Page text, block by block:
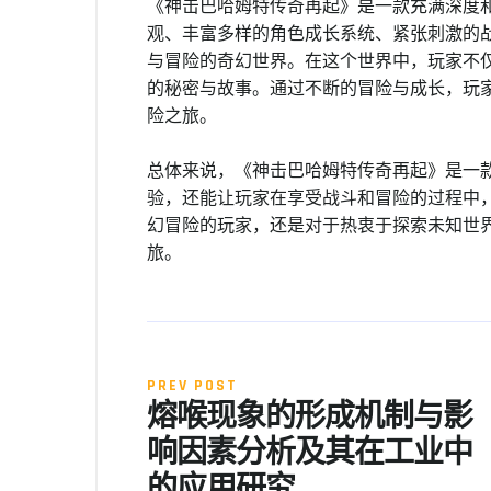
《神击巴哈姆特传奇再起》是一款充满深
观、丰富多样的角色成长系统、紧张刺激
与冒险的奇幻世界。在这个世界中，玩家
的秘密与故事。通过不断的冒险与成长，
险之旅。
总体来说，《神击巴哈姆特传奇再起》是
验，还能让玩家在享受战斗和冒险的过程
幻冒险的玩家，还是对于热衷于探索未知
旅。
PREV POST
熔喉现象的形成机制与影
响因素分析及其在工业中